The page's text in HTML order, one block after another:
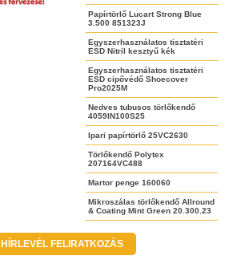
Papírtörlő Lucart Strong Blue
3.500 851323J
Egyszerhasználatos tisztatéri
ESD Nitril kesztyű kék
Egyszerhasználatos tisztatéri
ESD cipővédő Shoecover
Pro2025M
Nedves tubusos törlőkendő
4059IN100S25
Ipari papírtörlő 25VC2630
Törlőkendő Polytex
207164VC488
Martor penge 160060
Mikroszálas törlőkendő Allround
& Coating Mint Green 20.300.23
HÍRLEVÉL FELIRATKOZÁS